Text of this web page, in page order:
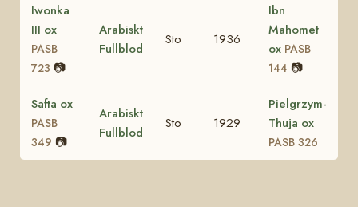
Iwonka
III ox
PASB
723 📷
Arabiskt
Fullblod
Sto 1936
Ibn
Mahomet
ox PASB
144 📷
Safta ox
PASB
349 📷
Arabiskt
Fullblod
Sto 1929
Pielgrzym-
Thuja ox
PASB 326